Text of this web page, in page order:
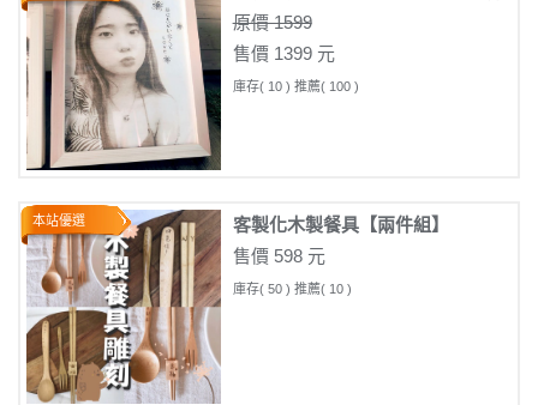
原價 1599
售價 1399 元
庫存( 10 ) 推薦( 100 )
本站優選
客製化木製餐具【兩件組】
售價 598 元
庫存( 50 ) 推薦( 10 )